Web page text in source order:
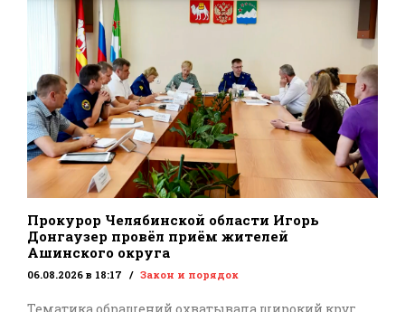
Прокурор Челябинской области Игорь
Донгаузер провёл приём жителей
Ашинского округа
06.08.2026 в 18:17 Закон и порядок